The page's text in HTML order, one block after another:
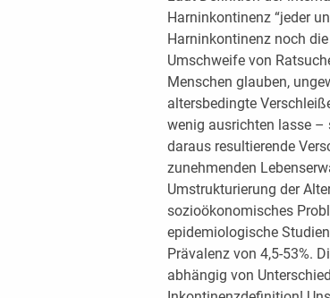
Harninkontinenz “jeder
Harninkontinenz noch
Umschweife von
Menschen glauben,
altersbedingte
wenig ausrichten lasse –
daraus resultierende
zunehmenden
Umstrukturierung der
sozioökonomisches
epidemiologische
Prävalenz von 4,5-53%.
abhängig von